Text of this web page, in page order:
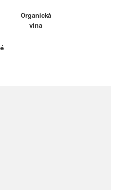
Organická
vína